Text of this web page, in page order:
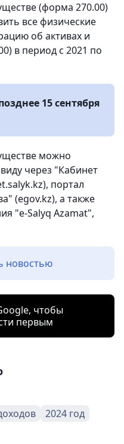
(форма 270.00)
все физические
об активах и
в период с 2021 по
15 сентября
можно
через "Кабинет
портал
(egov.kz), а также
"e-Salyq Azamat",
новостью
чтобы
первым
2024 год